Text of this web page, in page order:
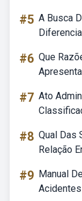
#5 A Busca
#6 Que
#7 Ato
#8 Qual Das
Relação
#9 Manual